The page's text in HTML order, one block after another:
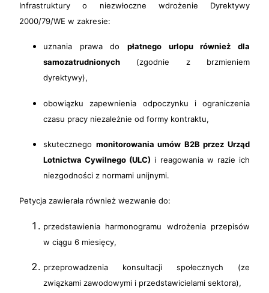
Infrastruktury o niezwłoczne wdrożenie Dyrektywy
2000/79/WE w zakresie:
uznania prawa do płatnego urlopu również dla
samozatrudnionych (zgodnie z brzmieniem
dyrektywy),
obowiązku zapewnienia odpoczynku i ograniczenia
czasu pracy niezależnie od formy kontraktu,
skutecznego monitorowania umów B2B przez Urząd
Lotnictwa Cywilnego (ULC) i reagowania w razie ich
niezgodności z normami unijnymi.
Petycja zawierała również wezwanie do:
przedstawienia harmonogramu wdrożenia przepisów
w ciągu 6 miesięcy,
przeprowadzenia konsultacji społecznych (ze
związkami zawodowymi i przedstawicielami sektora),